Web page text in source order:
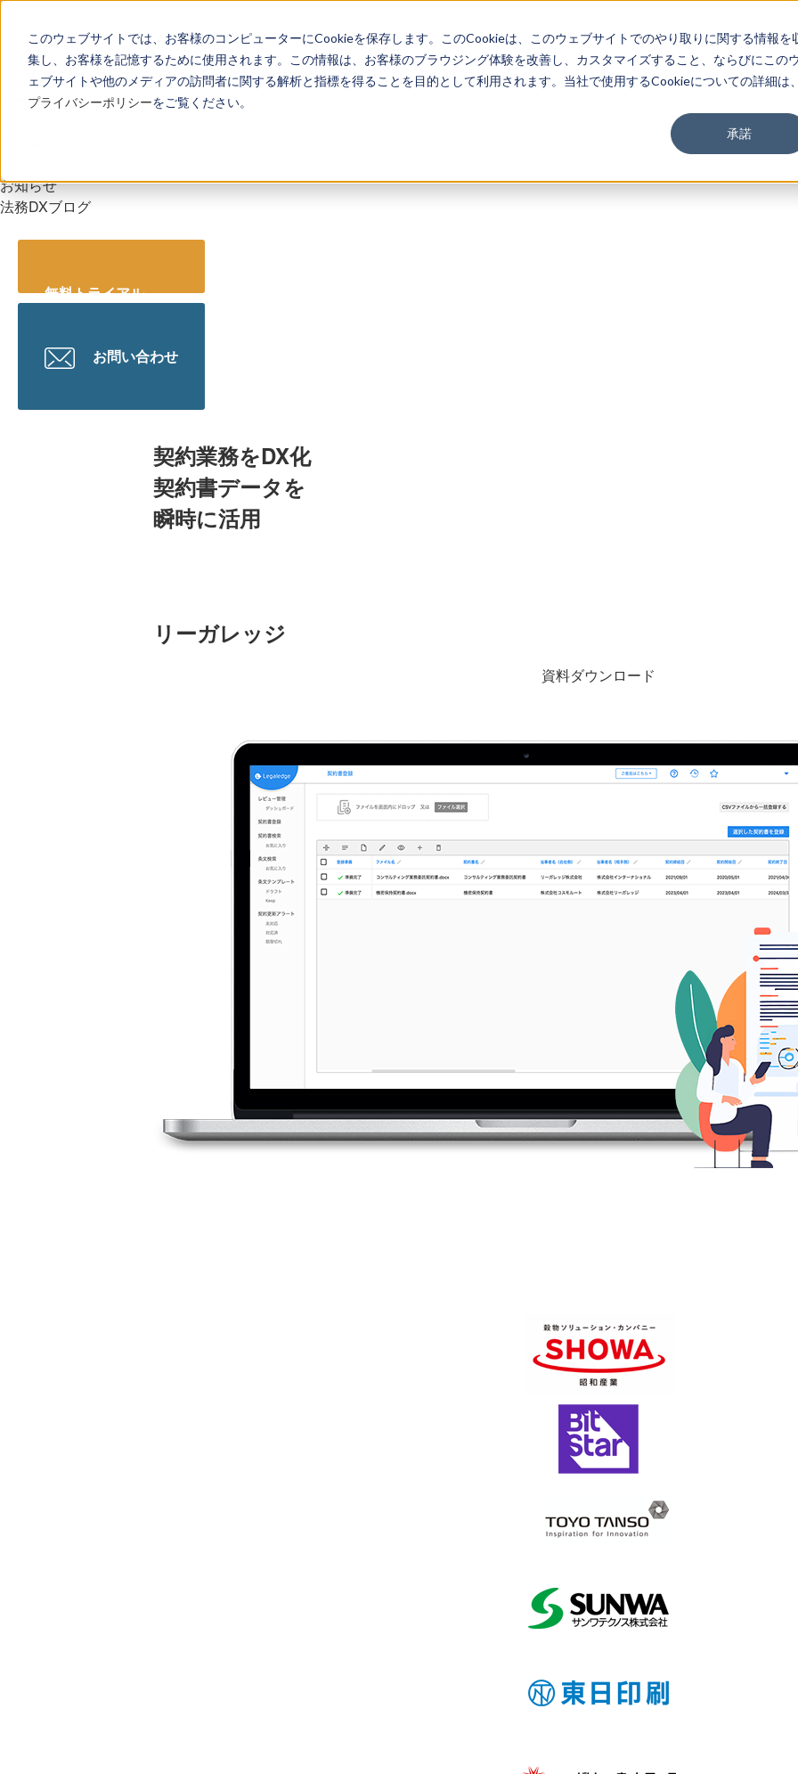
このウェブサイトでは、お客様のコンピューターにCookieを保存します。このCookieは、このウェブサイトでのやり取りに関する情報を
集し、お客様を記憶するために使用されます。この情報は、お客様のブラウジング体験を改善し、カスタマイズすること、ならびにこのウ
ェブサイトや他のメディアの訪問者に関する解析と指標を得ることを目的として利用されます。当社で使用するCookieについての詳細は、
プライバシーポリシーをご覧ください。
承諾
リーガレッジとは
お知らせ
法務DXブログ
無料トライアル
お問い合わせ
契約業務をDX化
契約書データを
瞬時に活用
リーガレッジ
資料ダウンロード